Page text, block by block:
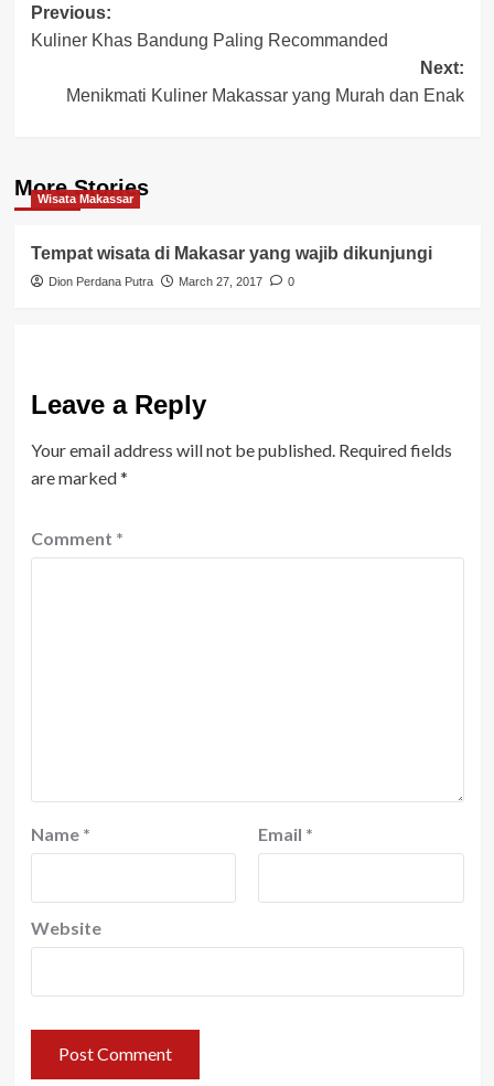
Post
navigation
Previous:
Kuliner Khas Bandung Paling Recommanded
Next:
Menikmati Kuliner Makassar yang Murah dan Enak
More Stories
Wisata Makassar
Tempat wisata di Makasar yang wajib dikunjungi
Dion Perdana Putra March 27, 2017 0
Leave a Reply
Your email address will not be published. Required fields
are marked*
Comment *
Name * Email *
Website